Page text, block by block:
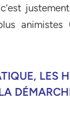
LES